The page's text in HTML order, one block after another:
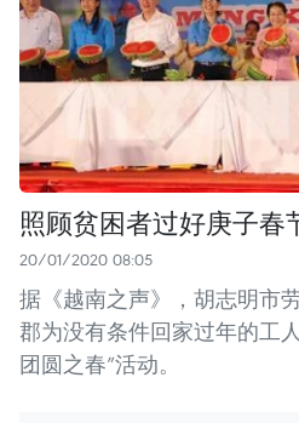
照顾贫困者过好庚子春
20/01/2020 08:05
据《越南之声》，胡志明市
郡为没有条件回家过年的工
团圆之春”活动。